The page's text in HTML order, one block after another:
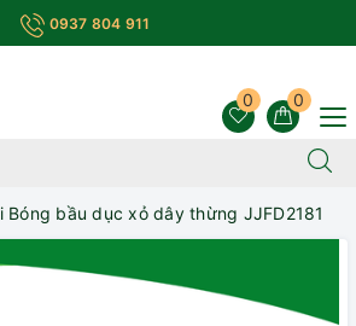
0937 804 911
0
0
Bóng bầu dục xỏ dây thừng JJFD2181